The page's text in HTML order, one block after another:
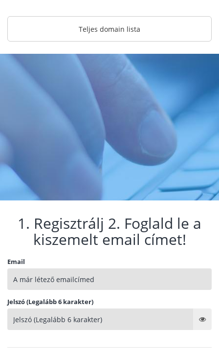
Teljes domain lista
1. Regisztrálj 2. Foglald le a
kiszemelt email címet!
Email
Jelszó (Legalább 6 karakter)